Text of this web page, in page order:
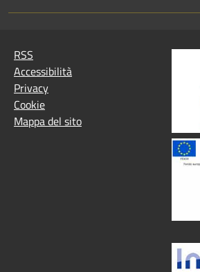
RSS
Accessibilità
Privacy
Cookie
Mappa del sito